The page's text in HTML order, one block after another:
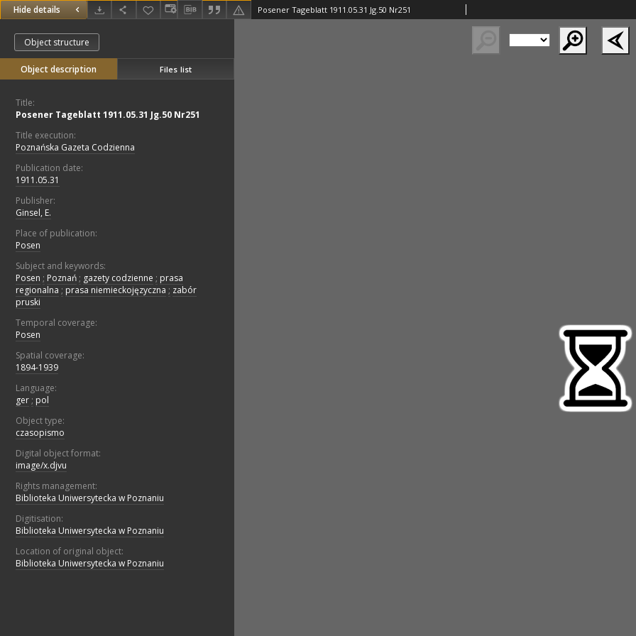
Hide details Posener Tageblatt 1911.05.31 Jg.50 Nr251
Object structure
Object description Files list
Title:
Posener Tageblatt 1911.05.31 Jg.50 Nr251
Title execution:
Poznańska Gazeta Codzienna
Publication date:
1911.05.31
Publisher:
Ginsel, E.
Place of publication:
Posen
Subject and keywords:
Posen ; Poznań ; gazety codzienne ; prasa
regionalna ; prasa niemieckojęzyczna ; zabór
pruski
Temporal coverage:
Posen
Spatial coverage:
1894-1939
Language:
ger ; pol
Object type:
czasopismo
Digital object format:
image/x.djvu
Rights management:
Biblioteka Uniwersytecka w Poznaniu
Digitisation:
Biblioteka Uniwersytecka w Poznaniu
Location of original object:
Biblioteka Uniwersytecka w Poznaniu